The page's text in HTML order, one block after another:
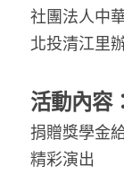
社團法人中
北投清江里
活動內容
捐贈獎學金
精彩演出